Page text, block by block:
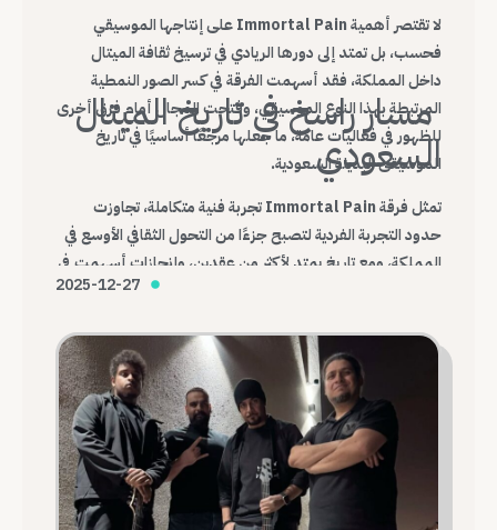
لا تقتصر أهمية Immortal Pain على إنتاجها الموسيقي
فحسب، بل تمتد إلى دورها الريادي في ترسيخ ثقافة الميتال
داخل المملكة، فقد أسهمت الفرقة في كسر الصور النمطية
المرتبطة بهذا النوع الموسيقي، وفتحت المجال أمام فرق أخرى
للظهور في فعاليات عامة، ما جعلها مرجعًا أساسيًا في تاريخ
الموسيقى البديلة السعودية.
مسار راسخ في تاريخ الميتال
السعودي
تمثل فرقة Immortal Pain تجربة فنية متكاملة، تجاوزت
حدود التجربة الفردية لتصبح جزءًا من التحول الثقافي الأوسع في
المملكة، ومع تاريخ يمتد لأكثر من عقدين، وإنجازات أسهمت في
تغيير شكل المشهد، تظل Immortal Pain واحدة من أهم
2025-12-27